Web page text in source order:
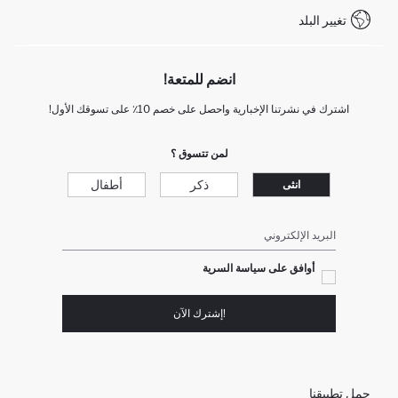
+212 525 076 633 خدمة العملاءتغيير البلد
انضم للمتعة!
اشترك في نشرتنا الإخبارية واحصل على خصم 10٪ على تسوقك الأول!
لمن تتسوق ؟
انثى ذكر أطفال
البريد الإلكتروني
أوافق على سياسة السرية
!إشترك الآن
حمل تطبيقنا